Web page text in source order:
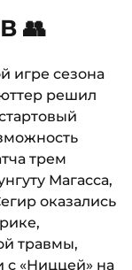
👥
игре сезона
решил
трем
Магасса,
оказались
травмы,
с «Ниццей» на